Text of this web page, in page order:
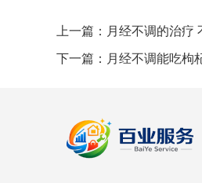
上一篇： 月经不调的治疗
下一篇： 月经不调能吃枸